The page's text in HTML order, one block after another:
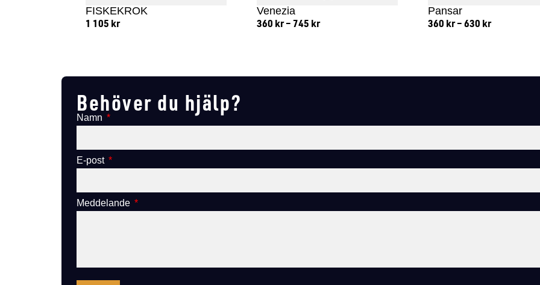
FISKEKROK
1 105 kr
Venezia
360 kr –745 kr
Pansar
360 kr –630 kr
Behöver du hjälp?
Namn
E-post
Meddelande